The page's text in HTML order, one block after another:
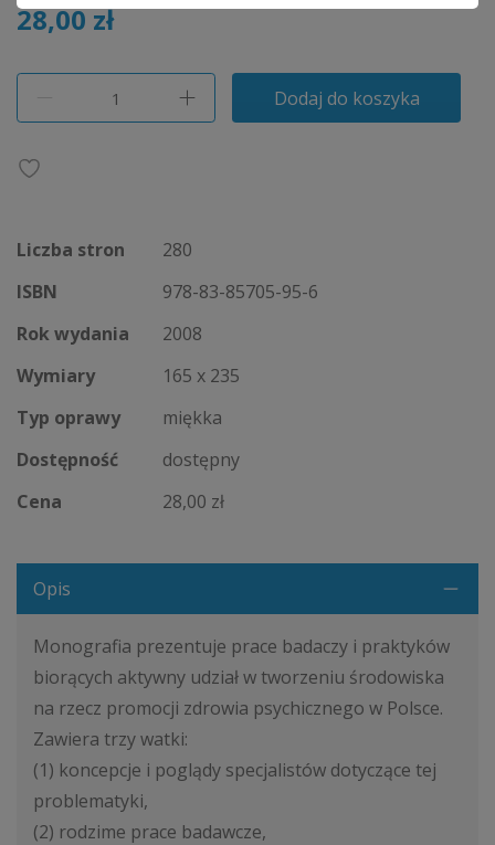
28,00 zł
Dodaj do koszyka
Liczba stron
280
ISBN
978-83-85705-95-6
Rok wydania
2008
Wymiary
165 x 235
Typ oprawy
miękka
Dostępność
dostępny
Cena
28,00 zł
Opis
Monografia prezentuje prace badaczy i praktyków
biorących aktywny udział w tworzeniu środowiska
na rzecz promocji zdrowia psychicznego w Polsce.
Zawiera trzy watki:
(1) koncepcje i poglądy specjalistów dotyczące tej
problematyki,
(2) rodzime prace badawcze,